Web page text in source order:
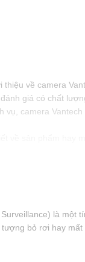
về camera
giá có chất
vụ, camera
là
bỏ rơi hay